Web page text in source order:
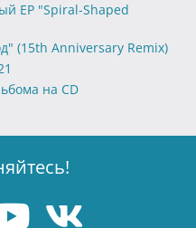
EP "Spiral-Shaped
(15th Anniversary Remix)
на CD